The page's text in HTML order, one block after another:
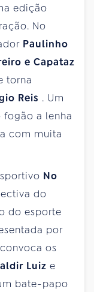
edição
No
Paulinho
e Capataz
torna
Reis . Um
a lenha
com muita
No
do
do esporte
por
convoca os
Luiz e
bate-papo